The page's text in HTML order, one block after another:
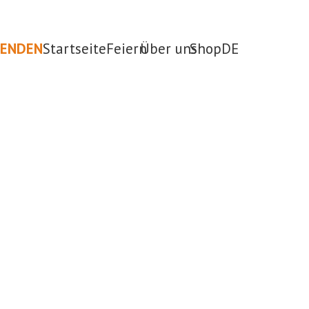
StartseiteFeiernÜber unsShopDE